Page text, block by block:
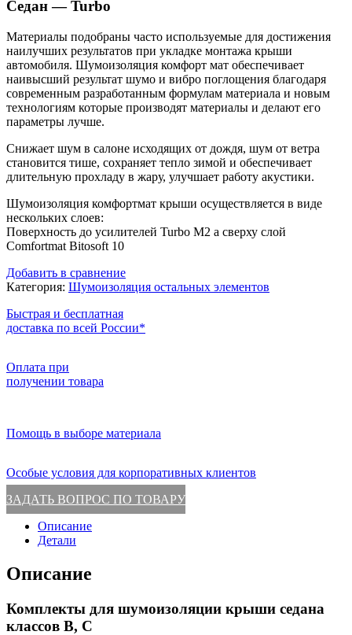
Седан — Turbo
Материалы подобраны часто используемые для достижения
наилучших результатов при укладке монтажа крыши
автомобиля. Шумоизоляция комфорт мат обеспечивает
наивысший результат шумо и вибро поглощения благодаря
современным разработанным формулам материала и новым
технологиям которые производят материалы и делают его
параметры лучше.
Снижает шум в салоне исходящих от дождя, шум от ветра
становится тише, сохраняет тепло зимой и обеспечивает
длительную прохладу в жару, улучшает работу акустики.
Шумоизоляция комфортмат крыши осуществляется в виде
нескольких слоев:
Поверхность до усилителей Turbo M2 а сверху слой
Comfortmat Bitosoft 10
Добавить в сравнение
Категория: Шумоизоляция остальных элементов
Быстрая и бесплатная
доставка по всей России*
Оплата при
получении товара
Помощь в выборе материала
Особые условия для корпоративных клиентов
ЗАДАТЬ ВОПРОС ПО ТОВАРУ
Описание
Детали
Описание
Комплекты для шумоизоляции крыши седана
классов B, C